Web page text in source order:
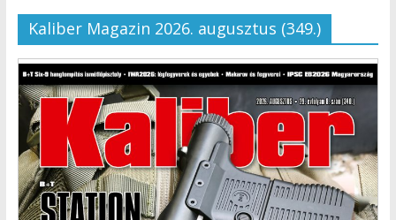
Kaliber Magazin 2026. augusztus (349.)